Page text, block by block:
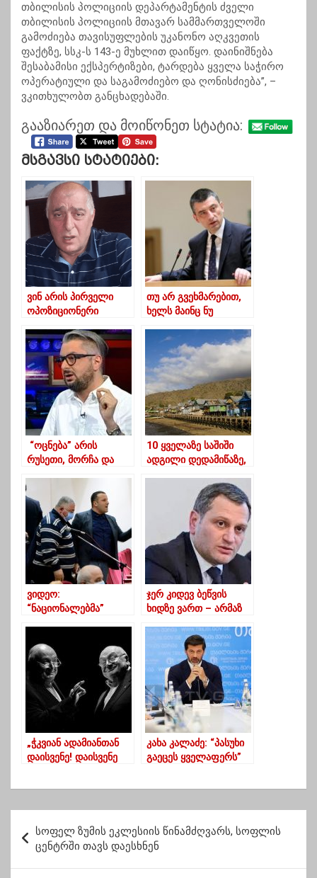
თბილისის პოლიციის დეპარტამენტის ძველი
თბილისის პოლიციის მთავარ სამმართველოში
გამოძიება თავისუფლების უკანონო აღკვეთის
ფაქტზე, სსკ-ს 143-ე მუხლით დაიწყო. დაინიშნება
შესაბამისი ექსპერტიზები, ტარდება ყველა საჭირო
ოპერატიული და საგამოძიებო და ღონისძიება”, –
ვკითხულობთ განცხადებაში.
გააზიარეთ და მოიწონეთ სტატია:
Მსგავსი Სტატიები:
ვინ არის პირველი
ოპოზიციონერი
პარლამენტში შედის
თუ არ გვეხმარებით,
ხელს მაინც ნუ
ოპოზიციას
“ოცნება” არის
რუსეთი, მორჩა და
10 ყველაზე საშიში
ადგილი დედამიწაზე,
ვიდეო:
“ნაციონალებმა”
ჯერ კიდევ ბეწვის
ხიდზე ვართ – არმაზ
„ჭკვიან ადამიანთან
დაისვენე! დაისვენე
კახა კალაძე: “პასუხი
გაეცეს ყველაფერს”
ო
ს
სოფელ ზუმის ეკლესიის წინამძღვარს, სოფლის
ცენტრში თავს დაესხნენ